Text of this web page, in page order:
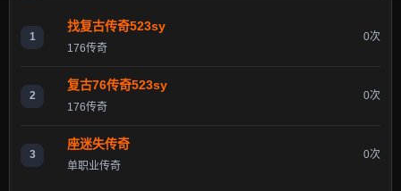
1
找复古传奇523sy
176传奇
0次
2
复古76传奇523sy
176传奇
0次
3
座迷失传奇
单职业传奇
0次